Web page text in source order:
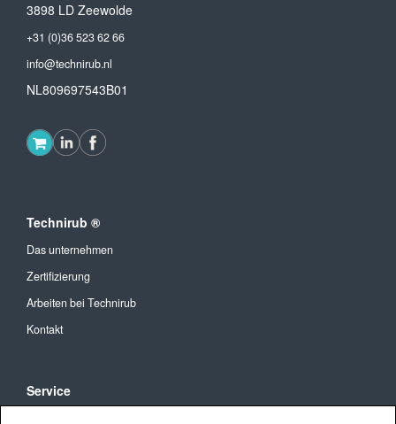
3898 LD Zeewolde
+31 (0)36 523 62 66
info@technirub.nl
NL809697543B01
Technirub ®
Das unternehmen
Zertifizierung
Arbeiten bei Technirub
Kontakt
Service